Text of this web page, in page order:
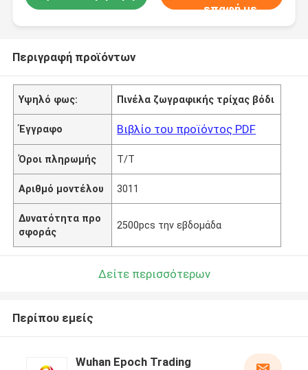
επαφή με
Περιγραφή προϊόντων
Υψηλό φως: Πινέλα ζωγραφικής τρίχας βόδι
Έγγραφο Βιβλίο του προϊόντος PDF
Όροι πληρωμής T/T
Αριθμό μοντέλου 3011
Δυνατότητα προ
σφοράς
2500pcs την εβδομάδα
Δείτε περισσότερων
Περίπου εμείς
Wuhan Epoch Trading